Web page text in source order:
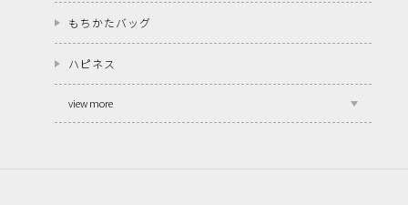
もちかたバッグ
ハピネス
view more